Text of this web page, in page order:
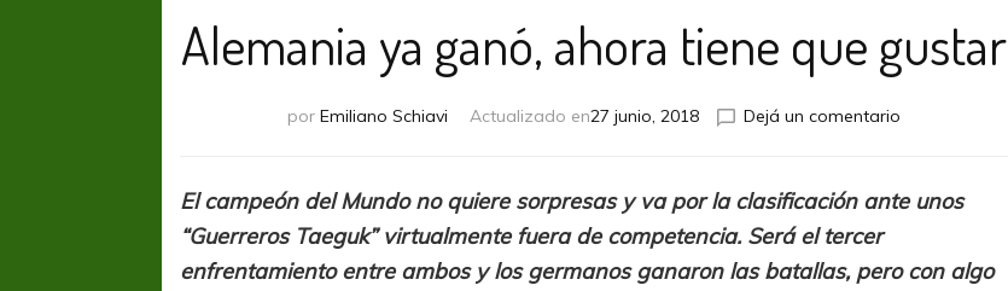
Alemania ya ganó, ahora tiene que gustar
por Emiliano Schiavi Actualizado en27 junio, 2018 Dejá un comentario
ahora
que
El campeón del Mundo no quiere sorpresas y va por la clasificación ante unos
“Guerreros Taeguk” virtualmente fuera de competencia. Será el tercer
enfrentamiento entre ambos y los germanos ganaron las batallas, pero con algo